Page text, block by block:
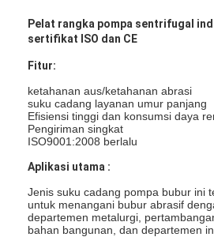
Pelat rangka pompa sentrifugal
sertifikat ISO dan CE
Fitur:
ketahanan aus/ketahanan abrasi
suku cadang layanan umur panjang
Efisiensi tinggi dan konsumsi daya
Pengiriman singkat
ISO9001:2008 berlalu
Aplikasi utama :
Jenis suku cadang pompa bubur ini
untuk menangani bubur abrasif
departemen metalurgi,
bahan bangunan, dan departemen